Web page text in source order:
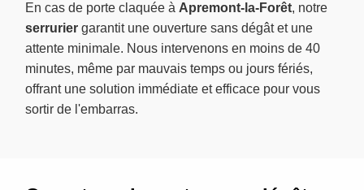
En cas de porte claquée à Apremont-la-Forêt, notre
serrurier garantit une ouverture sans dégât et une
attente minimale. Nous intervenons en moins de 40
minutes, même par mauvais temps ou jours fériés,
offrant une solution immédiate et efficace pour vous
sortir de l'embarras.